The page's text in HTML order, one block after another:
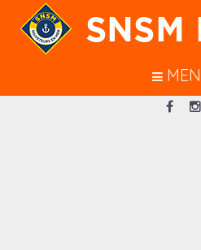
En poursuivant
ce site, vous
cookies pour
meilleure